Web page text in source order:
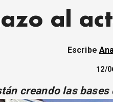
al
Escribe
12/
creando las